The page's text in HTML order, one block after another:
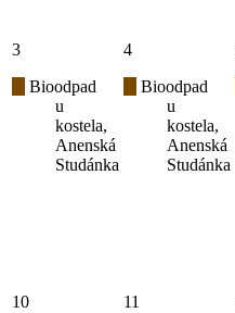
3
Bioodpad
u
kostela,
Anenská
Studánka
4
Bioodpad
u
kostela,
Anenská
Studánka
10 11